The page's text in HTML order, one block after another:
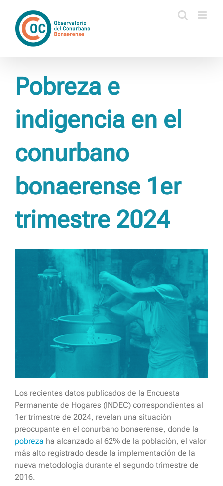
contenido
Pobreza e
indigencia en el
conurbano
bonaerense 1er
trimestre 2024
Los recientes datos publicados de la Encuesta
Permanente de Hogares (INDEC) correspondientes al
1er trimestre de 2024, revelan una situación
preocupante en el conurbano bonaerense, donde la
pobreza ha alcanzado al 62% de la población, el valor
más alto registrado desde la implementación de la
nueva metodología durante el segundo trimestre de
2016.